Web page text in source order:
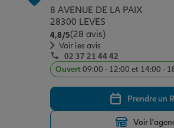
8 AVENUE DE LA PAIX
28300 LEVES
4,8/5Note de 4.8 sur 5
(28 avis)
Voir les avis
02 37 21 44 42
Ouvert09:00 - 12:00 et 14:00 -
Prendre un
Voir